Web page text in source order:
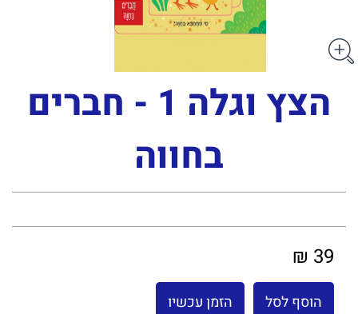
הצץ וגלה 1 - חברים
בחווה
39 ₪
הוסף לסל הזמן עכשיו